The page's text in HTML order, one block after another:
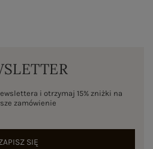
i otrzymaj 15% zniżki na
zamówienie
SIĘ